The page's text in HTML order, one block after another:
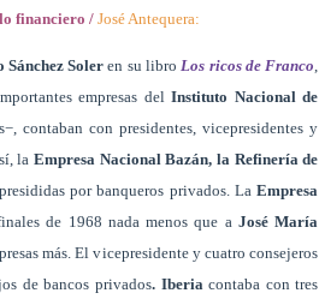
financiero /José Antequera:
Sánchez Soleren su libroLos ricos de Franco,
empresas delInstituto Nacional de
contaban con presidentes, vicepresidentes y
laEmpresa Nacional Bazán, la Refinería de
por banqueros privados. LaEmpresa
de 1968 nada menos que a José María
más. El vicepresidente y cuatro consejeros
de bancos privados. Iberiacontaba con tres